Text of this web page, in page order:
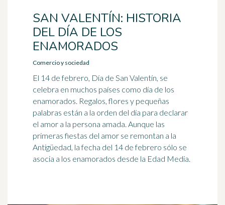
SAN VALENTÍN: HISTORIA
DEL DÍA DE LOS
ENAMORADOS
Comercio y sociedad
El 14 de febrero, Día de San Valentín, se
celebra en muchos países como día de los
enamorados. Regalos, flores y pequeñas
palabras están a la orden del día para declarar
el amor a la persona amada. Aunque las
primeras fiestas del amor se remontan a la
Antigüedad, la fecha del 14 de febrero sólo se
asocia a los enamorados desde la Edad Media.